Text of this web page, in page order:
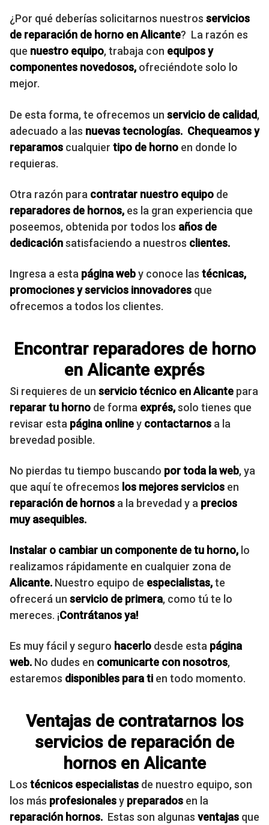
¿Por qué deberías solicitarnos nuestros servicios
de reparación de horno en Alicante? La razón es
que nuestro equipo, trabaja con equipos y
componentes novedosos, ofreciéndote solo lo
mejor.
De esta forma, te ofrecemos un servicio de calidad,
adecuado a las nuevas tecnologías. Chequeamos y
reparamos cualquier tipo de horno en donde lo
requieras.
Otra razón para contratar nuestro equipo de
reparadores de hornos, es la gran experiencia que
poseemos, obtenida por todos los años de
dedicaciónsatisfaciendo a nuestros clientes.
Ingresa a esta página weby conoce las técnicas,
promociones y servicios innovadores que
ofrecemos a todos los clientes.
Encontrar reparadores de horno
en Alicante exprés
Si requieres de un servicio técnico enAlicante para
reparar tu horno de forma exprés,solo tienes que
revisar esta página onliney contactarnos a la
brevedad posible.
No pierdas tu tiempo buscando por toda la web, ya
que aquí te ofrecemos los mejoresservicios en
reparación de hornos a la brevedad y a precios
muy asequibles.
Instalar o cambiar un componente de tu horno, lo
realizamos rápidamente en cualquier zona de
Alicante. Nuestro equipo de especialistas,te
ofrecerá un servicio de primera, como tú te lo
mereces. ¡Contrátanos ya!
Es muy fácil y seguro hacerlo desde esta página
web. No dudes en comunicarte con nosotros,
estaremos disponibles para ti en todo momento.
Ventajas de contratarnos los
servicios de reparación de
hornos en Alicante
Los técnicos especialistas de nuestro equipo, son
los más profesionalesy preparados en la
reparación hornos. Estas son algunas ventajas que